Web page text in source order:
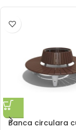
Banca circulara